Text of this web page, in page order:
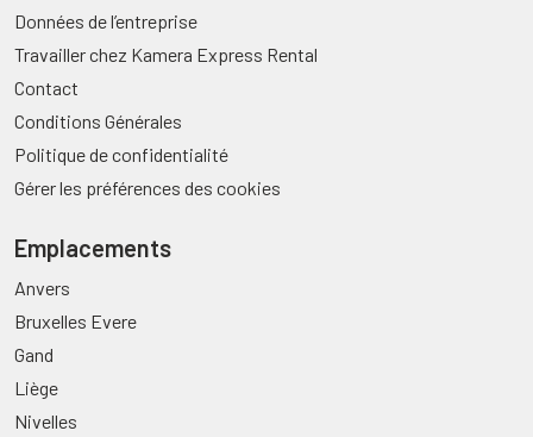
Données de l’entreprise
Travailler chez Kamera Express Rental
Contact
Conditions Générales
Politique de confidentialité
Gérer les préférences des cookies
Emplacements
Anvers
Bruxelles Evere
Gand
Liège
Nivelles